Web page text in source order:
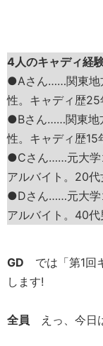
4人のキャディ経
●Aさん……関東地
性。キャディ歴25
●Bさん……関東地
性。キャディ歴15
●Cさん……元大学
アルバイト。20代
●Dさん……元大学
アルバイト。40代
GD では「第1回
します!
全員 えっ、今日